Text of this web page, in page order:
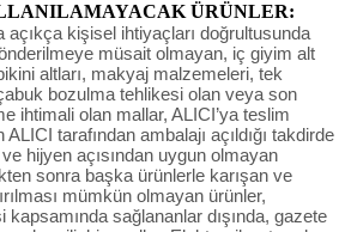
ÜRÜNLER:
açıkça kişisel ihtiyaçları doğrultusunda
müsait olmayan, iç giyim alt
altları, makyaj malzemeleri, tek
bozulma tehlikesi olan veya son
ihtimali olan mallar, ALICI’ya teslim
tarafından ambalajı açıldığı takdirde
hijyen açısından uygun olmayan
sonra başka ürünlerle karışan ve
mümkün olmayan ürünler,
sağlananlar dışında, gazete